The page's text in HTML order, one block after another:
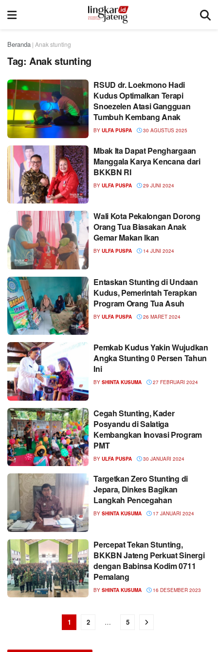
Beranda | Anak stunting
Tag: Anak stunting
RSUD dr. Loekmono Hadi
Kudus Optimalkan Terapi
Snoezelen Atasi Gangguan
Tumbuh Kembang Anak
BY ULFA PUSPA 30 AGUSTUS 2025
Mbak Ita Dapat Penghargaan
Manggala Karya Kencana dari
BKKBN RI
BY ULFA PUSPA 29 JUNI 2024
Wali Kota Pekalongan Dorong
Orang Tua Biasakan Anak
Gemar Makan Ikan
BY ULFA PUSPA 14 JUNI 2024
Entaskan Stunting di Undaan
Kudus, Pemerintah Terapkan
Program Orang Tua Asuh
BY ULFA PUSPA 26 MARET 2024
Pemkab Kudus Yakin Wujudkan
Angka Stunting 0 Persen Tahun
Ini
BY SHINTA KUSUMA 27 FEBRUARI 2024
Cegah Stunting, Kader
Posyandu di Salatiga
Kembangkan Inovasi Program
PMT
BY ULFA PUSPA 30 JANUARI 2024
Targetkan Zero Stunting di
Jepara, Dinkes Bagikan
Langkah Pencegahan
BY SHINTA KUSUMA 17 JANUARI 2024
Percepat Tekan Stunting,
BKKBN Jateng Perkuat Sinergi
dengan Babinsa Kodim 0711
Pemalang
BY SHINTA KUSUMA 16 DESEMBER 2023
1 2 … 5